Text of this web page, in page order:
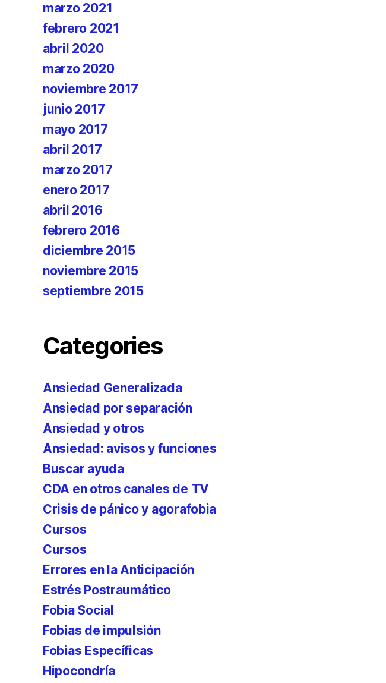
marzo 2021
febrero 2021
abril 2020
marzo 2020
noviembre 2017
junio 2017
mayo 2017
abril 2017
marzo 2017
enero 2017
abril 2016
febrero 2016
diciembre 2015
noviembre 2015
septiembre 2015
Categories
Ansiedad Generalizada
Ansiedad por separación
Ansiedad y otros
Ansiedad: avisos y funciones
Buscar ayuda
CDA en otros canales de TV
Crisis de pánico y agorafobia
Cursos
Cursos
Errores en la Anticipación
Estrés Postraumático
Fobia Social
Fobias de impulsión
Fobias Específicas
Hipocondría